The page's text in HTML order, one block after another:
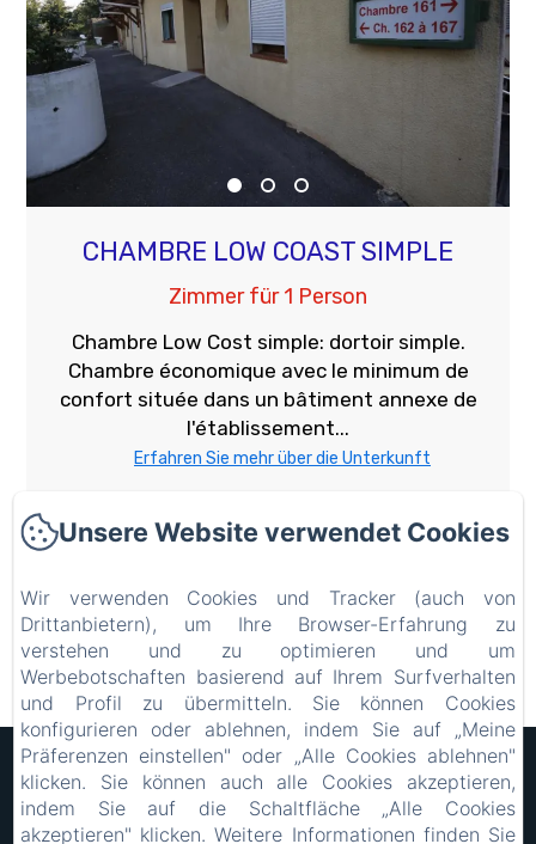
CHAMBRE LOW COAST SIMPLE
Zimmer für 1 Person
Chambre Low Cost simple: dortoir simple.
Chambre économique avec le minimum de
confort située dans un bâtiment annexe de
l'établissement...
Erfahren Sie mehr über die Unterkunft
Ab:35 €
Buchen
Hôtel Rocade
Rechtliche Informationen
18 IMPASSE LAVOISIER, PAMIERS, 09100, Frankreich
Unsere Website verwendet Cookies
Wir verwenden Cookies und Tracker (auch von
Drittanbietern), um Ihre Browser-Erfahrung zu
verstehen und zu optimieren und um
Werbebotschaften basierend auf Ihrem Surfverhalten
und Profil zu übermitteln. Sie können Cookies
konfigurieren oder ablehnen, indem Sie auf „Meine
Präferenzen einstellen" oder „Alle Cookies ablehnen"
klicken. Sie können auch alle Cookies akzeptieren,
indem Sie auf die Schaltfläche „Alle Cookies
akzeptieren" klicken. Weitere Informationen finden Sie